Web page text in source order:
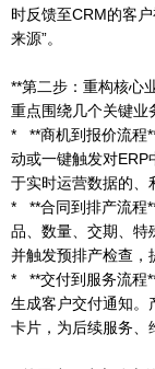
时反馈至CRM的客
来源”。
**第二步：重构核心
重点围绕几个关键业
* **商机到报价流程
动或一键触发对ERP
于实时运营数据的、
* **合同到排产流程
品、数量、交期、特
并触发预排产检查，
* **交付到服务流程
生成客户交付通知。
卡片，为后续服务、